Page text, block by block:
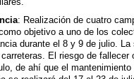
: Realización de cuatro
objetivo a uno de los
durante el 8 y 9 de julio.
El riesgo de
de ahí que el